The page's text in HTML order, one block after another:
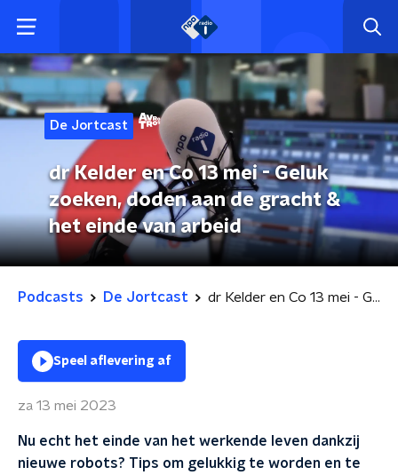
De Jortcast
dr Kelder en Co 13 mei - Geluk
zoeken, doden aan de gracht &
het einde van arbeid
Podcasts De Jortcast dr Kelder en Co 13 mei - Geluk zoeken, doden aan de gracht & het einde van arbeid
Speel aflevering af
za 13 mei 2023
Nu echt het einde van het werkende leven dankzij
nieuwe robots? Tips om gelukkig te worden en te